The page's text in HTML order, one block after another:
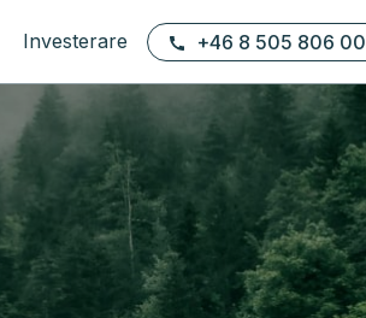
+46 8 505 806 00
Investerare